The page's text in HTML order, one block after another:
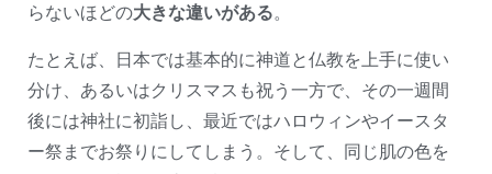
らないほどの大きな違いがある。
たとえば、日本では基本的に神道と仏教を上手に使い
分け、あるいはクリスマスも祝う一方で、その一週間
後には神社に初詣し、最近ではハロウィンやイースタ
ー祭までお祭りにしてしまう。そして、同じ肌の色を